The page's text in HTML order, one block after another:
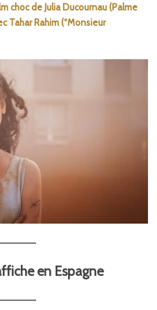
choc de Julia Ducournau (Palme
Tahar Rahim (“Monsieur
en Espagne